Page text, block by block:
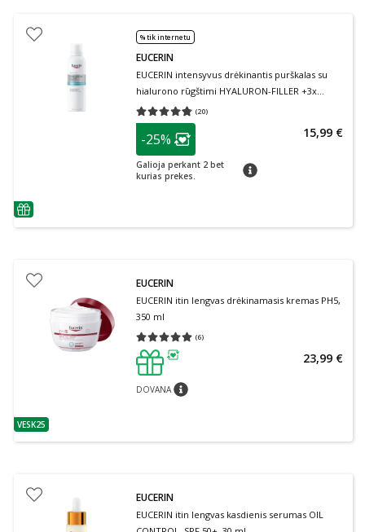
patarimas
% tik internetu
EUCERIN
EUCERIN intensyvus drėkinantis purškalas su
hialurono rūgštimi HYALURON-FILLER +3x
EFFECT, 150 ml
(20)
Vidutinis įvertinimas 4.75
patarimas
Lojalumo klubo narių nuolaida
-25%
Galioja perkant 2 bet
kurias prekes.
patarimas
15,99 €
patarimas
VESK25
EUCERIN
EUCERIN itin lengvas drėkinamasis kremas PH5,
350 ml
(6)
Vidutinis įvertinimas 5.00
patarimas
DOVANApatarimas
23,99 €
EUCERIN
EUCERIN itin lengvas kasdienis serumas OIL